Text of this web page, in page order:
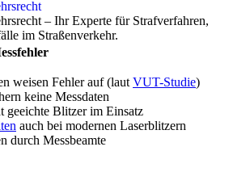
– Ihr Experte für Strafverfahren,
im Straßenverkehr.
weisen Fehler auf (laut VUT-Studie)
keine Messdaten
geeichte Blitzer im Einsatz
auch bei modernen Laserblitzern
durch Messbeamte